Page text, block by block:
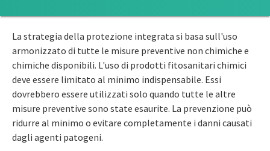
La strategia della protezione integrata si basa sull'uso
armonizzato di tutte le misure preventive non chimiche e
chimiche disponibili. L'uso di prodotti fitosanitari chimici
deve essere limitato al minimo indispensabile. Essi
dovrebbero essere utilizzati solo quando tutte le altre
misure preventive sono state esaurite. La prevenzione può
ridurre al minimo o evitare completamente i danni causati
dagli agenti patogeni.